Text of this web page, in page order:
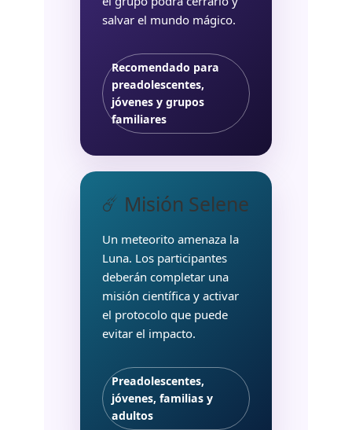
salvar el mundo mágico.
Recomendado para
preadolescentes,
jóvenes y grupos
familiares
☄️ Misión Selene
Un meteorito amenaza la
Luna. Los participantes
deberán completar una
misión científica y activar
el protocolo que puede
evitar el impacto.
Preadolescentes,
jóvenes, familias y
adultos